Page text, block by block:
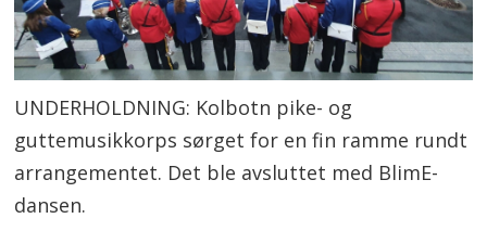
UNDERHOLDNING: Kolbotn pike- og
guttemusikkorps sørget for en fin ramme rundt
arrangementet. Det ble avsluttet med BlimE-
dansen.